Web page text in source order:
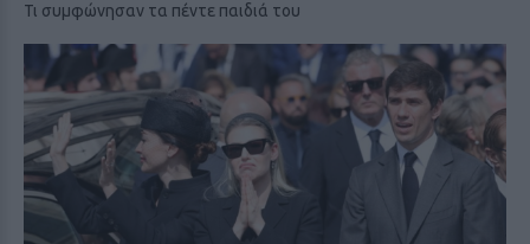
Τι συμφώνησαν τα πέντε παιδιά του